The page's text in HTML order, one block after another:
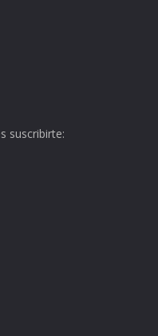
suscribirte: